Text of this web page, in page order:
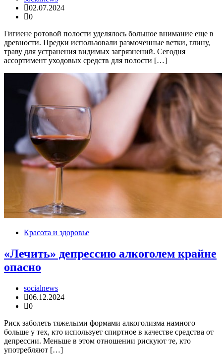
02.07.2024
0
Гигиене ротовой полости уделялось большое внимание еще в
древности. Предки использовали размоченные ветки, глину,
траву для устранения видимых загрязнений. Сегодня
ассортимент уходовых средств для полости […]
Красота и здоровье
«Лечить» депрессию алкоголем крайне
опасно
socialnews
06.12.2024
0
Риск заболеть тяжелыми формами алкоголизма намного
больше у тех, кто использует спиртное в качестве средства от
депрессии. Меньше в этом отношении рискуют те, кто
употребляют […]